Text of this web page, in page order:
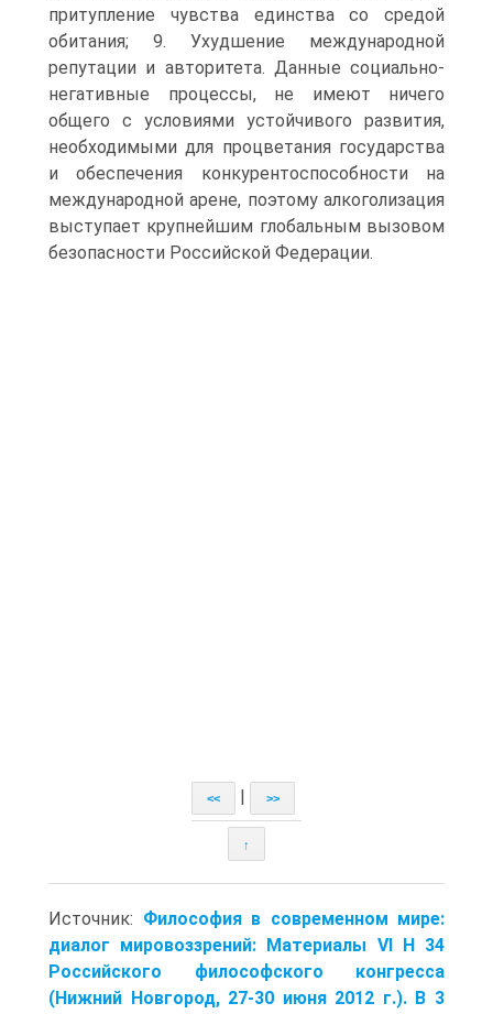
притупление чувства единства со средой
обитания; 9. Ухудшение международной
репутации и авторитета. Данные социально-
негативные процессы, не имеют ничего
общего с условиями устойчи­вого развития,
необходимыми для процветания государства
и обеспечения конкурентоспо­собности на
международной арене, поэтому алкоголизация
выступает крупнейшим глобаль­ным вызовом
безопасности Российской Федерации.
<< >>
↑
Источник: Философия в современном мире:
диалог мировоззрений: Материалы VI Н 34
Российского философского конгресса
(Нижний Новгород, 27-30 июня 2012 г.). В 3